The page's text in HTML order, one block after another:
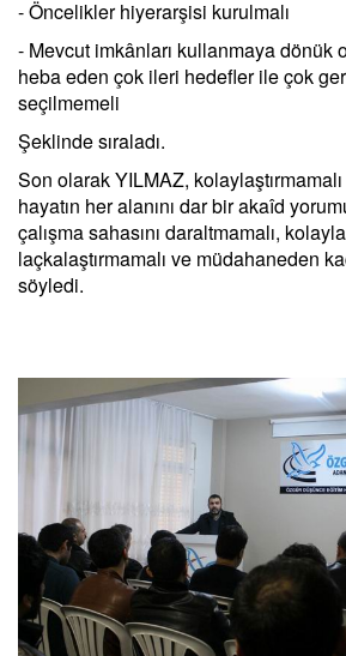
- Öncelikler hiyerarşisi kurulmalı
- Mevcut imkânları kullanmaya dönük
heba eden çok ileri hedefler ile çok
seçilmemeli
Şeklinde sıraladı.
Son olarak YILMAZ, kolaylaştırmamalı
hayatın her alanını dar bir akaîd
çalışma sahasını daraltmamalı,
laçkalaştırmamalı ve müdahaneden
söyledi.